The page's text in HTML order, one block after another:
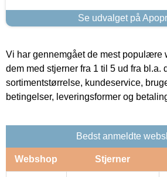
Se udvalget på
Vi har gennemgået de mest populære
dem med stjerner fra 1 til 5 ud fra bl.a.
sortimentstørrelse, kundeservice,
betingelser, leveringsformer og
Bedst anmeldte
Webshop Stjerner